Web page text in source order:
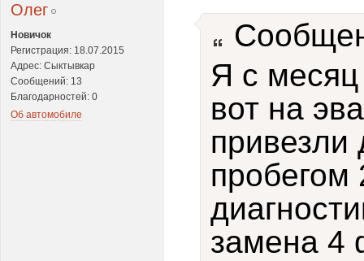
Олег
Новичок
Регистрация: 18.07.2015
Адрес: Сыктывкар
Сообщений: 13
Благодарностей: 0
Об автомобиле
Я с
вот на
привезли
пробегом
замена 4